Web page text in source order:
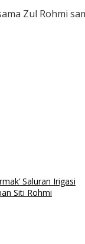
Zul Rohmi
Saluran Irigasi
Siti Rohmi